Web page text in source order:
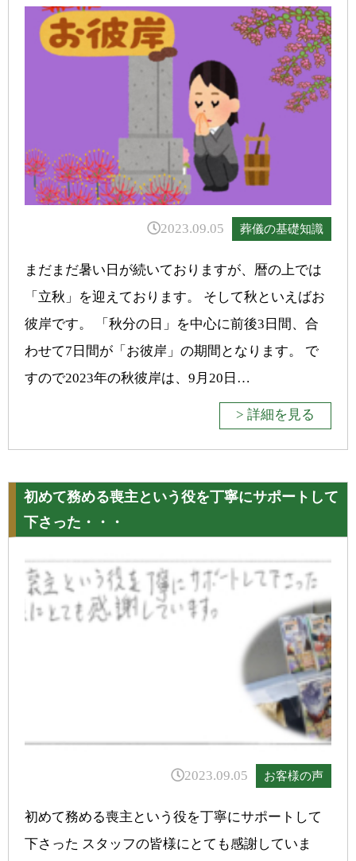
2023.09.05 葬儀の基礎知識
まだまだ暑い日が続いておりますが、暦の上では
「立秋」を迎えております。 そして秋といえばお
彼岸です。 「秋分の日」を中心に前後3日間、合
わせて7日間が「お彼岸」の期間となります。 で
すので2023年の秋彼岸は、9月20日…
> 詳細を見る
初めて務める喪主という役を丁寧にサポートして
下さった・・・
2023.09.05 お客様の声
初めて務める喪主という役を丁寧にサポートして
下さった スタッフの皆様にとても感謝していま